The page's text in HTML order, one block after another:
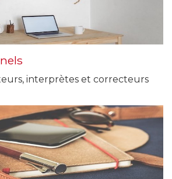
interprètes et correcteurs